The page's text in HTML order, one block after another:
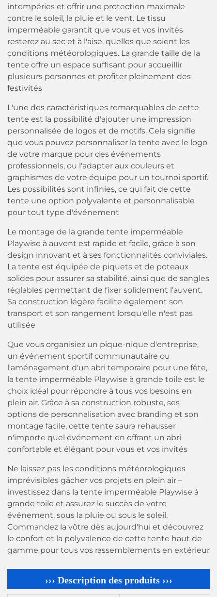
intempéries et offrir une protection maximale
contre le soleil, la pluie et le vent. Le tissu
imperméable garantit que vous et vos invités
resterez au sec et à l'aise, quelles que soient les
conditions météorologiques. La grande taille de la
tente offre un espace suffisant pour accueillir
plusieurs personnes et profiter pleinement des
festivités
L'une des caractéristiques remarquables de cette
tente est la possibilité d'ajouter une impression
personnalisée de logos et de motifs. Cela signifie
que vous pouvez personnaliser la tente avec le logo
de votre marque pour des événements
professionnels, ou l'adapter aux couleurs et
graphismes de votre équipe pour un tournoi sportif.
Les possibilités sont infinies, ce qui fait de cette
tente une option polyvalente et personnalisable
pour tout type d'événement
Le montage de la grande tente imperméable
Playwise à auvent est rapide et facile, grâce à son
design innovant et à ses fonctionnalités conviviales.
La tente est équipée de piquets et de poteaux
solides pour assurer sa stabilité, ainsi que de sangles
réglables permettant de fixer solidement l'auvent.
Sa construction légère facilite également son
transport et son rangement lorsqu'elle n'est pas
utilisée
Que vous organisiez un pique-nique d'entreprise,
un événement sportif communautaire ou
l'aménagement d'un abri temporaire pour une fête,
la tente imperméable Playwise à grande toile est le
choix idéal pour répondre à tous vos besoins en
plein air. Grâce à sa construction robuste, ses
options de personnalisation avec branding et son
montage facile, cette tente saura rehausser
n'importe quel événement en offrant un abri
confortable et élégant pour vous et vos invités
Ne laissez pas les conditions météorologiques
imprévisibles gâcher vos projets en plein air –
investissez dans la tente imperméable Playwise à
grande toile et assurez le succès de votre
événement, sous la pluie ou sous le soleil.
Commandez la vôtre dès aujourd'hui et découvrez
le confort et la polyvalence de cette tente haut de
gamme pour tous vos rassemblements en extérieur
››› Description des produits ›››